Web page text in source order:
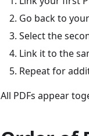
Go back to
Select the
Link it to the
Repeat for
All PDFs appear